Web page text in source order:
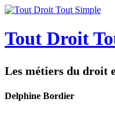
Tout Droit
Les métiers du droit
Delphine Bordier